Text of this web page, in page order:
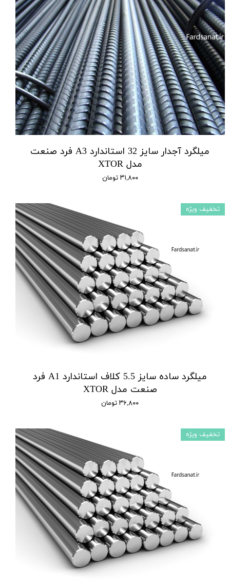
میلگرد آجدار سایز 32 استاندارد A3 فرد صنعت
مدل XTOR
۳۱,۸۰۰ تومان
میلگرد ساده سایز 5.5 کلاف استاندارد A1 فرد
صنعت مدل XTOR
۳۶,۸۰۰ تومان
تخفیف ویژه
تخفیف ویژه